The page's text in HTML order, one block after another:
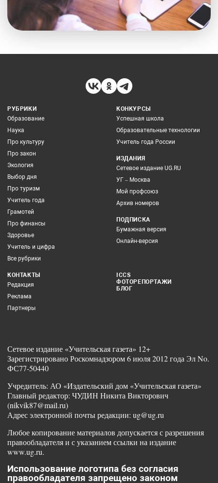
РУБРИКИ
Образование
Наука
Про культуру
Про закон
Экология
Выбор дня
Про туризм
Учитель года
Грамотей
Про финансы
Здоровье
Учитель и цифра
Все рубрики
КОНКУРСЫ
Успешная школа
Образовательные технологии
Учитель года России
ИЗДАНИЯ
Сетевое издание UG.RU
УГ – Москва
Мой профсоюз
Архив номеров
ПОДПИСКА
Бумажная версия
Онлайн-версия
КОНТАКТЫ
Редакция
Реклама
Партнеры
ICCS
ФОТОРЕПОРТАЖИ
БЛОГ
Сетевое издание «Учительская газета» 12+
Зарегистрировано Роскомнадзором 6 июля 2012 года Эл No.
ФС77-50440
Учредитель: АО «Издательский дом «Учительская газета»
Главный редактор: ЧУДИН Никита Викторович
(nikvik87@mail.ru)
Адрес электронной почты редакции: ug@ug.ru
Любое копирование материалов допускается с разрешения
правообладателя и с указанием ссылки на издание
www.ug.ru.
Использование логотипа без согласия
правообладателя запрещено законом